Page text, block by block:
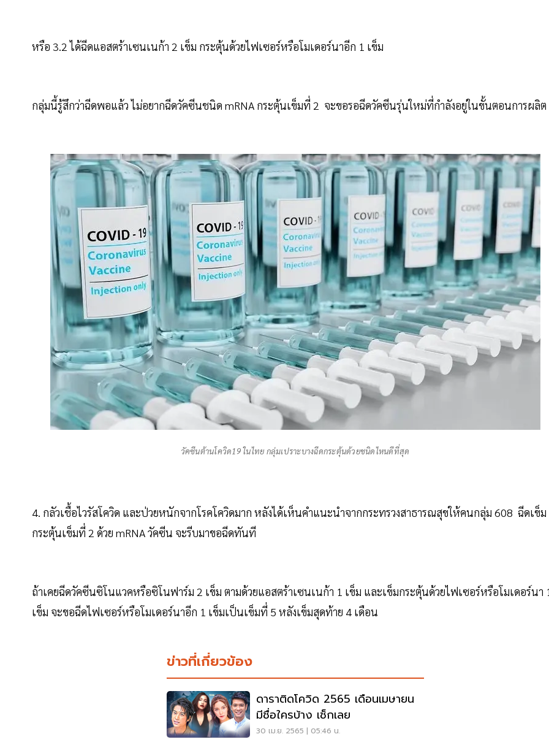
หรือ 3.2 ได้ฉีดแอสตร้าเซนเนก้า 2 เข็ม กระตุ้นด้วยไฟเซอร์หรือโมเดอร์นาอีก 1 เข็ม
กลุ่มนี้รู้สึกว่าฉีดพอแล้ว ไม่อยากฉีดวัคซีนชนิด mRNA กระตุ้นเข็มที่ 2 จะขอรอฉีดวัคซีนรุ่นใหม่ที่กำลังอยู่ในขั้นตอนการผลิต
วัคซีนต้านโควิด19 ในไทย กลุ่มเปราะบางฉีดกระตุ้นด้วยชนิดไหนดีที่สุด
4. กลัวเชื้อไวรัสโควิด และป่วยหนักจากโรคโควิดมาก หลังได้เห็นคำแนะนำจากกระทรวงสาธารณสุขให้คนกลุ่ม 608 ฉีดเข็ม
กระตุ้นเข็มที่ 2 ด้วย mRNA วัคซีน จะรีบมาขอฉีดทันที
ถ้าเคยฉีดวัคซีนซิโนแวคหรือซิโนฟาร์ม 2 เข็ม ตามด้วยแอสตร้าเซนเนก้า 1 เข็ม และเข็มกระตุ้นด้วยไฟเซอร์หรือโมเดอร์นา
เข็ม จะขอฉีดไฟเซอร์หรือโมเดอร์นาอีก 1 เข็มเป็นเข็มที่ 5 หลังเข็มสุดท้าย 4 เดือน
ข่าวที่เกี่ยวข้อง
ดาราติดโควิด 2565 เดือนเมษายน
มีชื่อใครบ้าง เช็กเลย
30 เม.ย. 2565 | 05:46 น.